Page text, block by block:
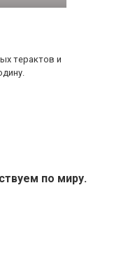
терактов и
по миру.